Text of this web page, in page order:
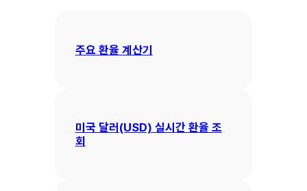
주요 환율 계산기
미국 달러(USD) 실시간 환율 조
회